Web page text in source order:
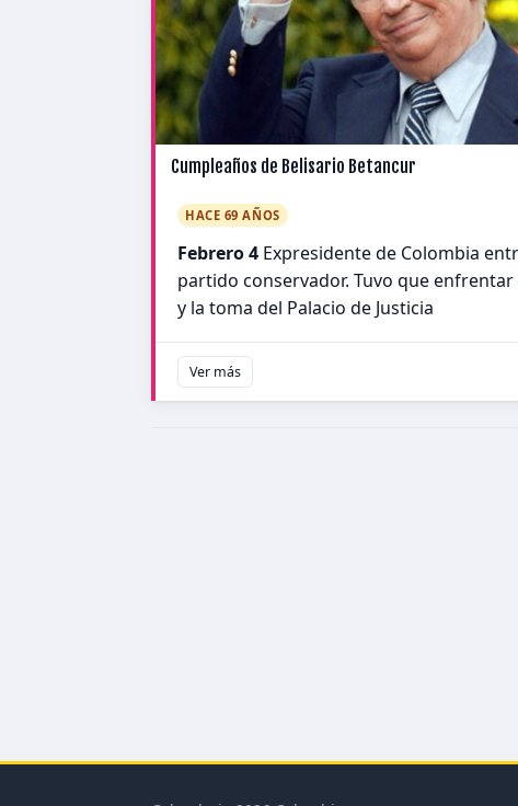
Cumpleaños de Belisario Betancur
HACE 69 AÑOS
Febrero 4 Expresidente de Colombia
partido conservador. Tuvo que
y la toma del Palacio de Justicia
Ver más